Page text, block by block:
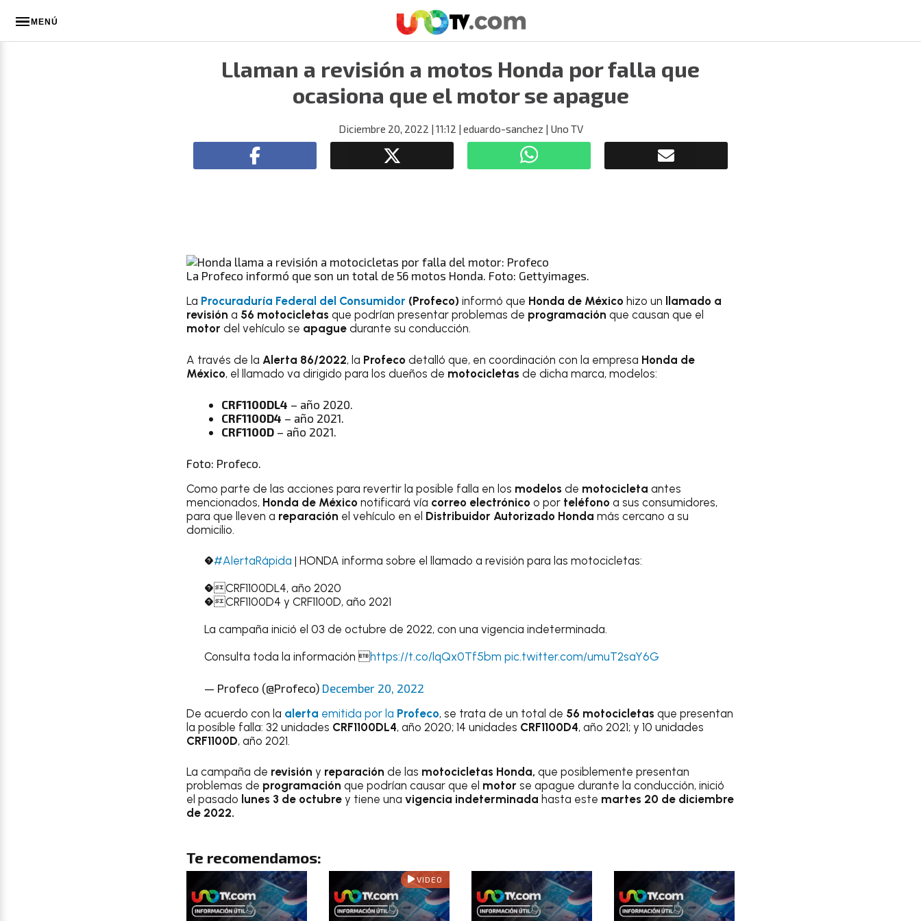
MENÚ
Llaman a revisión a motos Honda por falla que
ocasiona que el motor se apague
Diciembre 20, 2022 | 11:12 | eduardo-sanchez | Uno TV
La Profeco informó que son un total de 56 motos Honda. Foto: Gettyimages.
La Procuraduría Federal del Consumidor (Profeco) informó que Honda de México hizo un
llamado a
revisión a 56 motocicletas que podrían presentar problemas de programación que causan que el
motor del vehículo se apague durante su conducción.
A través de la Alerta 86/2022, la Profeco detalló que, en coordinación con la empresa Honda de
México, el llamado va dirigido para los dueños de motocicletas de dicha marca, modelos:
CRF1100DL4 – año 2020.
CRF1100D4 – año 2021.
CRF1100D – año 2021.
Foto: Profeco.
Como parte de las acciones para revertir la posible falla en los modelos de motocicleta antes
mencionados, Honda de México notificará vía correo electrónico o por teléfono a sus consumidores,
para que lleven a reparación el vehículo en el Distribuidor Autorizado Honda más cercano a su
domicilio.
�#AlertaRápida | HONDA informa sobre el llamado a revisión para las motocicletas:
�CRF1100DL4, año 2020
�CRF1100D4 y CRF1100D, año 2021
La campaña inició el 03 de octubre de 2022, con una vigencia indeterminada.
Consulta toda la información https://t.co/lqQx0Tf5bm pic.twitter.com/umuT2saY6G
— Profeco (@Profeco) December 20, 2022
De acuerdo con la alerta emitida por la Profeco, se trata de un total de 56 motocicletas que presentan
la posible falla: 32 unidades CRF1100DL4, año 2020; 14 unidades CRF1100D4, año 2021; y 10 unidades
CRF1100D, año 2021.
La campaña de revisión y reparación de las motocicletas Honda, que posiblemente presentan
problemas de programación que podrían causar que el motor se apague durante la conducción, inició
el pasado lunes 3 de octubre y tiene una vigencia indeterminada hasta este martes 20 de diciembre
de 2022.
Te recomendamos:
VIDEO